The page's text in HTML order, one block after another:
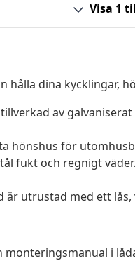
Visa 1
hålla dina kycklingar,
av
hönshus för
fukt och regnigt
är utrustad med ett
monteringsmanual i